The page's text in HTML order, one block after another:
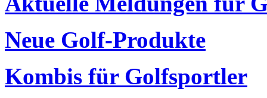
Neue Golf-Produkte
Kombis für Golfsportler